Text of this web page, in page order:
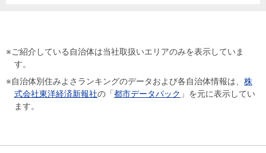
※ご紹介している自治体は当社取扱いエリアのみを表示していま
す。
※自治体別住みよさランキングのデータおよび各自治体情報は、 株
式会社東洋経済新報社の「都市データパック 」を元に表示してい
ます。